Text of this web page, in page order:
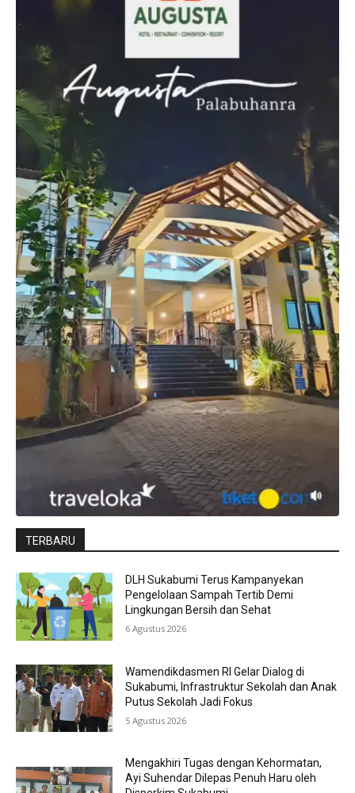
TERBARU
DLH Sukabumi Terus Kampanyekan
Pengelolaan Sampah Tertib Demi
Lingkungan Bersih dan Sehat
6 Agustus 2026
Wamendikdasmen RI Gelar Dialog di
Sukabumi, Infrastruktur Sekolah dan Anak
Putus Sekolah Jadi Fokus
5 Agustus 2026
Mengakhiri Tugas dengan Kehormatan,
Ayi Suhendar Dilepas Penuh Haru oleh